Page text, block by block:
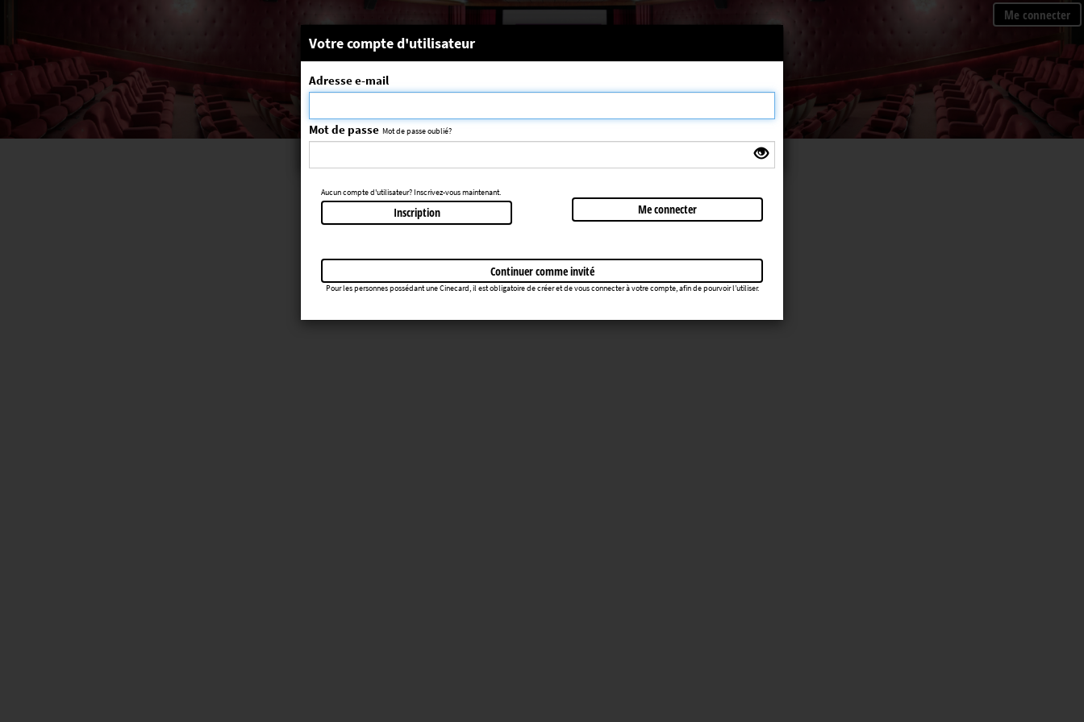
Me connecter
Message système
La séance choisie n'a pas été trouvée
Votre compte d'utilisateur
Adresse e-mail
Mot de passe Mot de passe oublié?
Aucun compte d'utilisateur? Inscrivez-vous maintenant.
Inscription Me connecter
Continuer comme invité
Pour les personnes possédant une Cinecard, il est obligatoire de créer et de vous connecter à votre compte, afin de pourvoir l’utiliser.